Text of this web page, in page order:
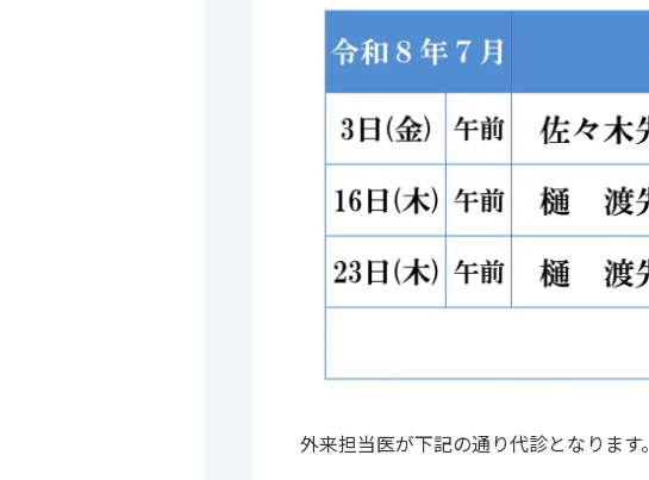
外来担当医が下記の通り代診となります。